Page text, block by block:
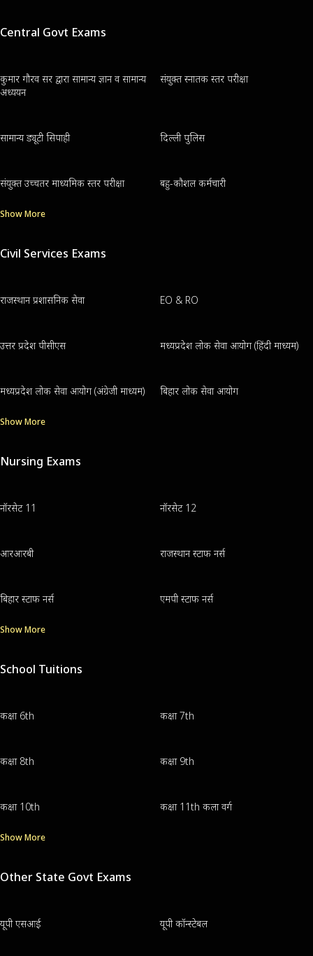
Central Govt Exams
कुमार गौरव सर द्वारा सामान्य ज्ञान व सामान्य
अध्ययन
संयुक्त स्नातक स्तर परीक्षा
सामान्य ड्यूटी सिपाही दिल्ली पुलिस
संयुक्त उच्चतर माध्यमिक स्तर परीक्षा बहु-कौशल कर्मचारी
Show More
Civil Services Exams
राजस्थान प्रशासनिक सेवा EO & RO
उत्तर प्रदेश पीसीएस मध्यप्रदेश लोक सेवा आयोग (हिंदी माध्यम)
मध्यप्रदेश लोक सेवा आयोग (अंग्रेजी माध्यम) बिहार लोक सेवा आयोग
Show More
Nursing Exams
नॉरसेट 11 नॉरसेट 12
आरआरबी राजस्थान स्टाफ नर्स
बिहार स्टाफ नर्स एमपी स्टाफ नर्स
Show More
School Tuitions
कक्षा 6th कक्षा 7th
कक्षा 8th कक्षा 9th
कक्षा 10th कक्षा 11th कला वर्ग
Show More
Other State Govt Exams
यूपी एसआई यूपी कॉन्स्टेबल